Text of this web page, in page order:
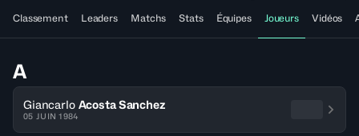
Classement Leaders Matchs Stats Équipes Joueurs Vidéos
A
Giancarlo Acosta Sanchez
05 JUIN 1984